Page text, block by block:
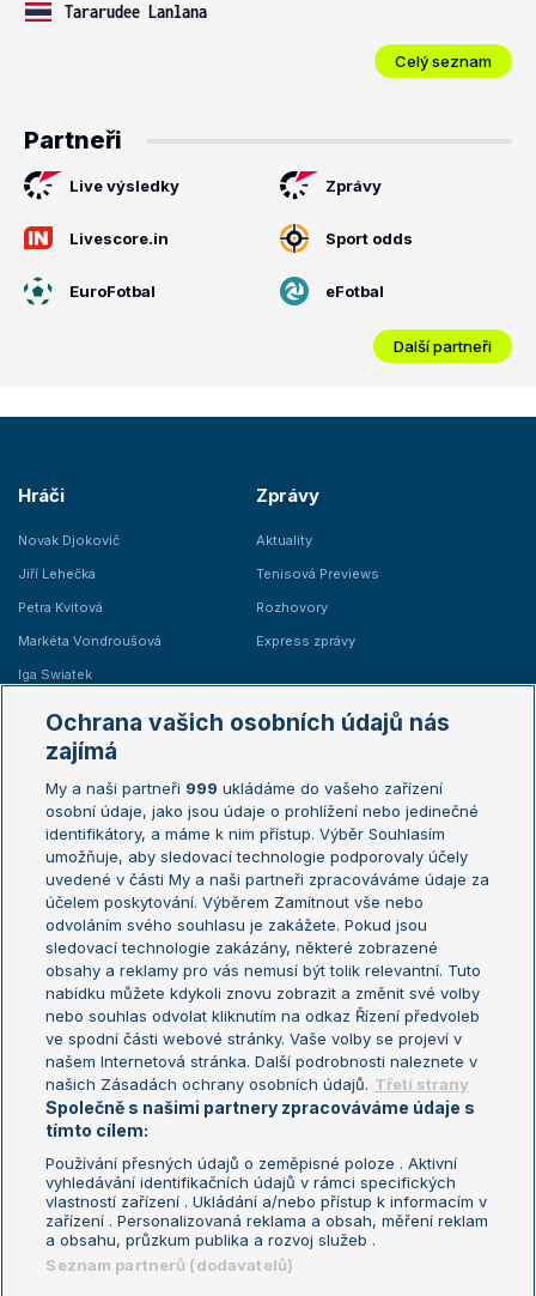
Tararudee Lanlana
Celý seznam
Partneři
Live výsledky Zprávy
Livescore.in Sport odds
EuroFotbal eFotbal
Další partneři
Hráči
Novak Djokovič
Jiří Lehečka
Petra Kvitová
Markéta Vondroušová
Iga Swiatek
Zprávy
Aktuality
Tenisová Previews
Rozhovory
Express zprávy
Žebříčky
Žebříček ATP (muži)
Žebříček WTA (ženy)
Sázkařský žebříček
Australian Open
French Open
Wimbledon
US Open
Turnaj mistrů
Turnaj mistryň
Aktualní trendy
Fotbalové přestupy
Livesport Daily
LS Prague Open
Podmínky užití
Nastavení soukromí
GDPR a žurnalistika
Reklama
Kontakt
Informace o zpracování osobních
údajů
Ochrana vašich osobních údajů nás
zajímá
My a naši partneři 999 ukládáme do vašeho zařízení
osobní údaje, jako jsou údaje o prohlížení nebo jedinečné
identifikátory, a máme k nim přístup. Výběr Souhlasím
umožňuje, aby sledovací technologie podporovaly účely
uvedené v části My a naši partneři zpracováváme údaje za
účelem poskytování. Výběrem Zamítnout vše nebo
odvoláním svého souhlasu je zakážete. Pokud jsou
sledovací technologie zakázány, některé zobrazené
obsahy a reklamy pro vás nemusí být tolik relevantní. Tuto
nabídku můžete kdykoli znovu zobrazit a změnit své volby
nebo souhlas odvolat kliknutím na odkaz Řízení předvoleb
ve spodní části webové stránky. Vaše volby se projeví v
našem Internetová stránka. Další podrobnosti naleznete v
našich Zásadách ochrany osobních údajů. Třetí strany
Společně s našimi partnery zpracováváme údaje s
tímto cílem:
Používání přesných údajů o zeměpisné poloze . Aktivní
vyhledávání identifikačních údajů v rámci specifických
vlastností zařízení . Ukládání a/nebo přístup k informacím v
zařízení . Personalizovaná reklama a obsah, měření reklam
a obsahu, průzkum publika a rozvoj služeb .
Seznam partnerů (dodavatelů)